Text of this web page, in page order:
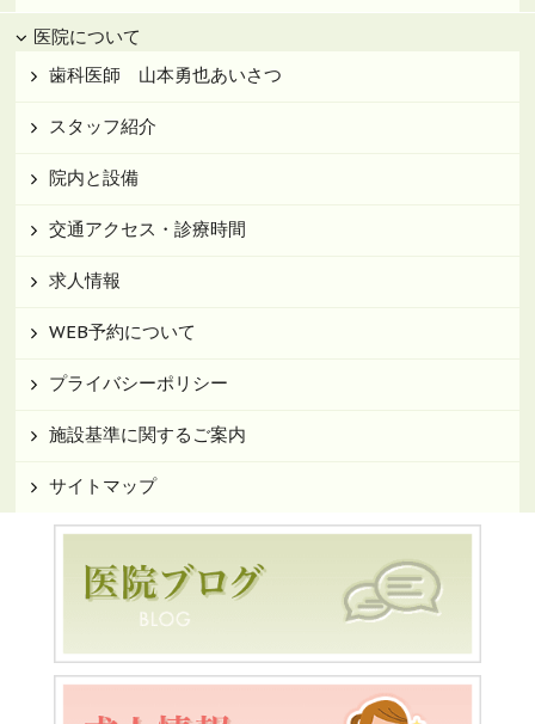
医院について
歯科医師 山本勇也あいさつ
スタッフ紹介
院内と設備
交通アクセス・診療時間
求人情報
WEB予約について
プライバシーポリシー
施設基準に関するご案内
サイトマップ